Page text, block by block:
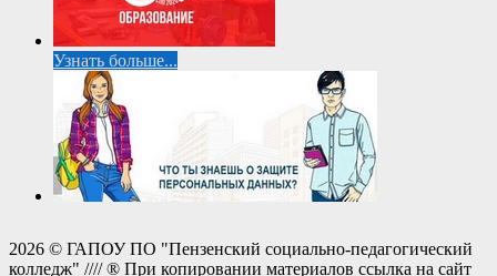
Узнать больше...
2026 © ГАПОУ ПО "Пензенский социально-педагогический
колледж" //// ® При копировании материалов ссылка на сайт